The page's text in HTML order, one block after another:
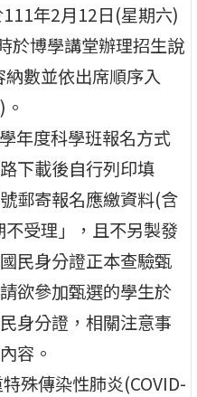
年2月12日(星期六)
於博學講堂辦理招生說
數並依出席順序入
年度科學班報名方式
下載後自行列印填
郵寄報名應繳資料(含
受理」，且不另製發
民身分證正本查驗甄
欲參加甄選的學生於
身分證，相關注意事
容。
殊傳染性肺炎(COVID-